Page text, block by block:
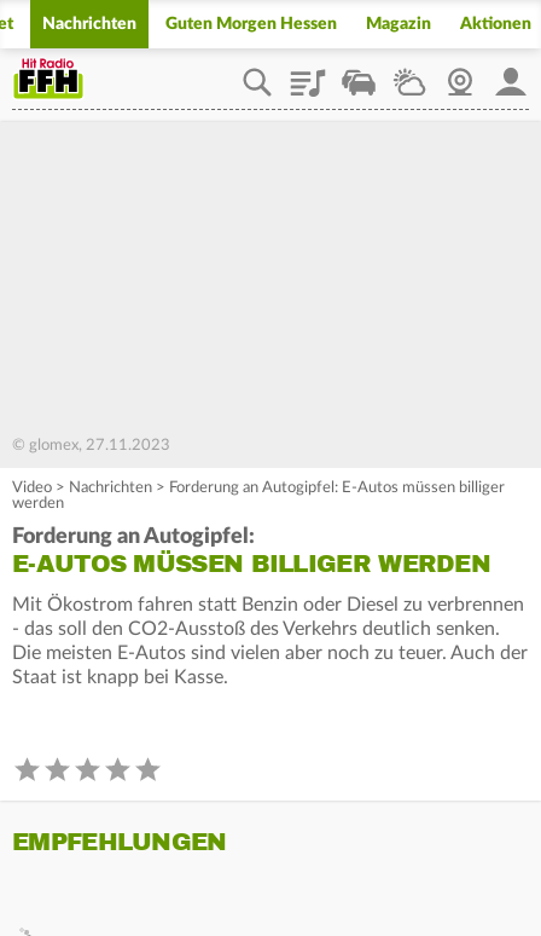
Nachrichten Guten Morgen Hessen Magazin Aktionen
PlaylistStaupilotWetterWebcam
© glomex, 27.11.2023
Video > Nachrichten > Forderung an Autogipfel: E-Autos müssen billiger
werden
Forderung an Autogipfel:
E-AUTOS MÜSSEN BILLIGER WERDEN
Mit Ökostrom fahren statt Benzin oder Diesel zu verbrennen
- das soll den CO2-Ausstoß des Verkehrs deutlich senken.
Die meisten E-Autos sind vielen aber noch zu teuer. Auch der
Staat ist knapp bei Kasse.
EMPFEHLUNGEN